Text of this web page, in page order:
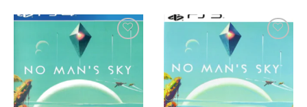
produto
várias
As
opções
podem